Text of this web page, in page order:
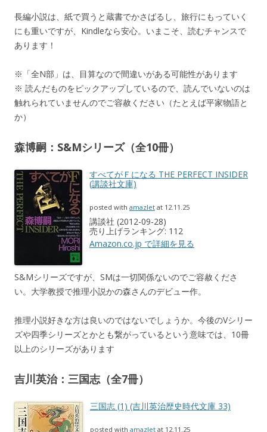
長編小説は、紙で買うと蔵書でかさばるし、旅行にもっていく
にも重いですが、Kindleなら安心。いまこそ、読むチャンスで
あります！
※「全N部」は、目算なので間違いがある可能性があります
※ 読んだものをピックアップしているので、読んでいないのは
触れられていませんのでご容赦ください（たとえば平家物語と
か）
森博嗣：S&Mシリーズ（全10冊）
すべてがＦになる THE PERFECT INSIDER
(講談社文庫)
posted with amazlet at 12.11.25
講談社 (2012-09-28)
売り上げランキング: 112
Amazon.co.jp で詳細を見る
S&Mシリーズですが、SMは一切関係ないのでご容赦くださ
い。大学教授で推理小説かの森さんのデビュー作。
推理小説好きな方は良いのではないでしょうか。今後のVシリー
ズや四季シリーズとかとも繋がっているという意味では、10冊
以上のシリーズがあります
吉川英治：三国志（全7冊）
三国志 (1) (吉川英治歴史時代文庫 33)
posted with amazlet at 12.11.25